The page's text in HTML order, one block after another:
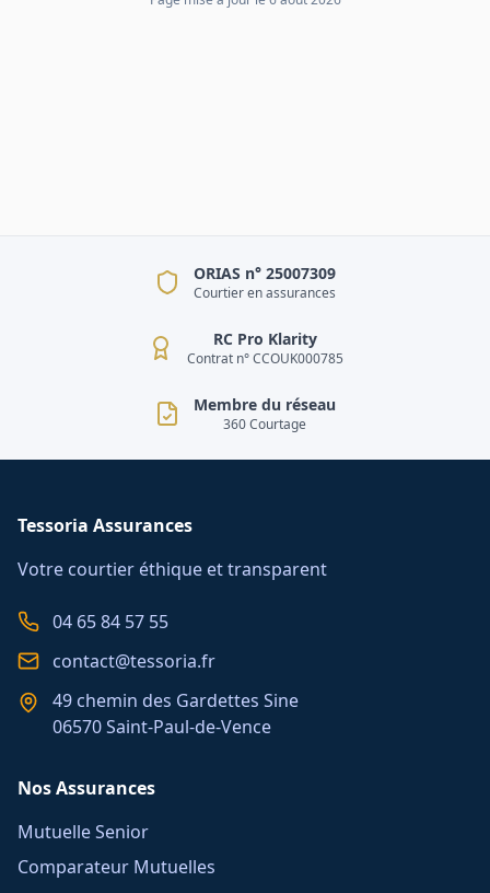
ORIAS n° 25007309
Courtier en assurances
RC Pro Klarity
Contrat n° CCOUK000785
Membre du réseau
360 Courtage
Tessoria Assurances
Votre courtier éthique et transparent
04 65 84 57 55
contact@tessoria.fr
49 chemin des Gardettes Sine
06570 Saint-Paul-de-Vence
Nos Assurances
Mutuelle Senior
Comparateur Mutuelles